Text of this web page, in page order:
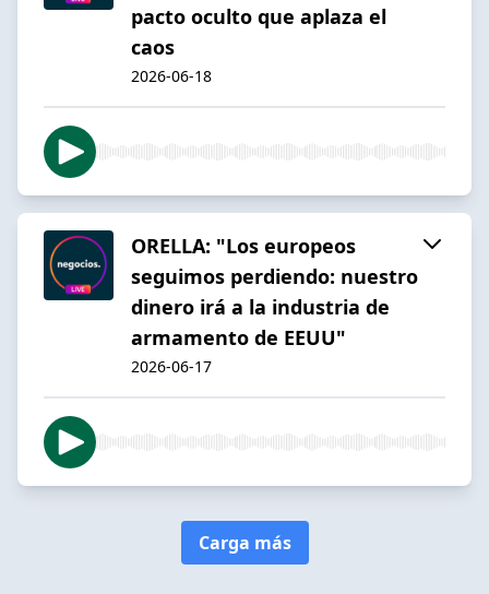
pacto oculto que aplaza el
caos
2026-06-18
ORELLA: "Los europeos
seguimos perdiendo: nuestro
dinero irá a la industria de
armamento de EEUU"
2026-06-17
Carga más